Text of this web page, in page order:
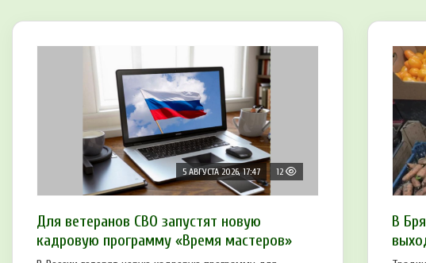
5 АВГУСТА 2026, 17:47 12
Для ветеранов СВО запустят новую
кадровую программу «Время мастеров»
В